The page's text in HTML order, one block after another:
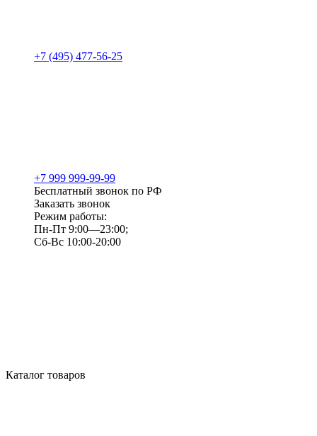
+7 (495) 477-56-25
+7 999 999-99-99
Бесплатный звонок по РФ
Заказать звонок
Режим работы:
Пн-Пт 9:00—23:00;
Сб-Вс 10:00-20:00
Каталог товаров